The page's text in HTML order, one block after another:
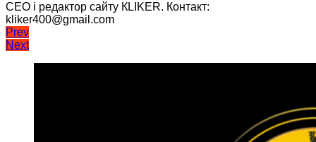
CEO і редактор сайту КLIKER. Контакт:
kliker400@gmail.com
Навігація
записів
Prev
Next